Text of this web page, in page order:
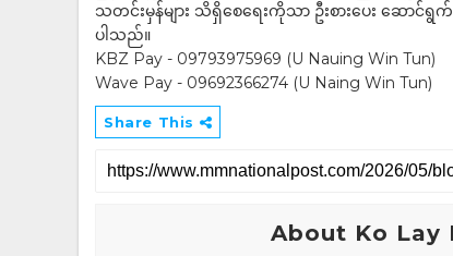
သတင်းမှန်များ သိရှိစေရေးကိုသာ ဦးစားပေး ဆော
ပါသည်။
KBZ Pay - 09793975969 (U Nauing Win Tun)
Wave Pay - 09692366274 (U Naing Win Tun)
Share This
About Ko Lay